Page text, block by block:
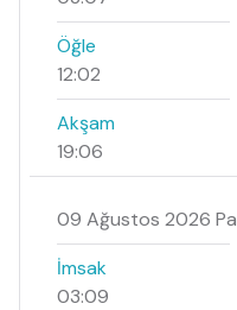
Öğle
12:02
Akşam
19:06
09 Ağustos 2026 Pa
İmsak
03:09